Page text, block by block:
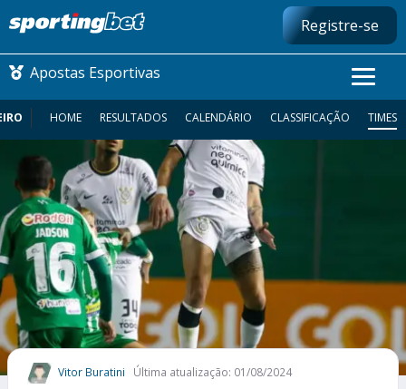
Registre-se
Apostas Esportivas
CONMEBOL LIBERTADORES
FUTEBOL NACIONAL
FUTEBOL INTERNACIONAL
COMO APOSTAR
MAIS ESPORTES
HOME RESULTADOS CALENDÁRIO CLASSIFICAÇÃO TIMES
Vitor Buratini Última atualização: 01/08/2024